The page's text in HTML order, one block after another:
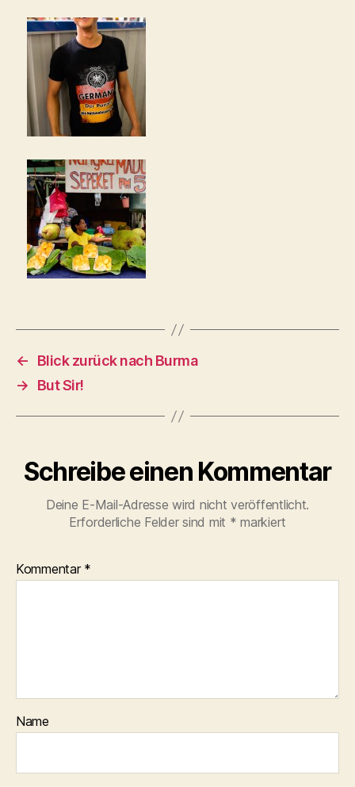
←
Blick zurück nach Burma
→
But Sir!
Schreibe einen Kommentar
Deine E-Mail-Adresse wird nicht veröffentlicht.
Erforderliche Felder sind mit * markiert
Kommentar *
Name